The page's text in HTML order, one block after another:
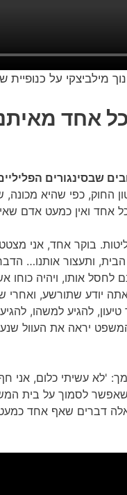
מילביצקי על כנופיית
אחד
שבסינגורים
החוק, כפי שהיא מכונה,
ואין כמעט אדם
בוקר אחד, אני מצטט
ותעצור אותנו…
אותו, ויהיה כוחו
יודע שתורשע,
להגיע למשהו,
יראה את העוול
'לא עשיתי כלום, אני
שאפשר לסמוך על בית
דברים שאף אחד